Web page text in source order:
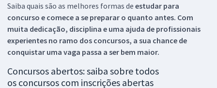
Saiba quais são as melhores formas de estudar para
concurso e comece a se preparar o quanto antes. Com
muita dedicação, disciplina e uma ajuda de profissionais
experientes no ramo dos concursos, a sua chance de
conquistar uma vaga passa a ser bem maior.
Concursos abertos: saiba sobre todos
os concursos com inscrições abertas